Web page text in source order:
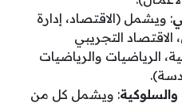
: ويشمل (الاقتصاد، إدارة
الاقتصاد التجريبي
الرياضيات والرياضيات
والسلوكية: ويشمل كل من